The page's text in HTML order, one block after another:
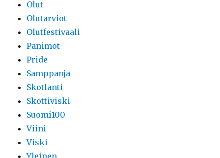
Olut
Olutarviot
Olutfestivaali
Panimot
Pride
Samppanja
Skotlanti
Skottiviski
Suomi100
Viini
Viski